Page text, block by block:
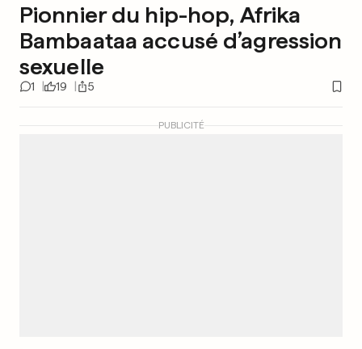
Pionnier du hip-hop, Afrika
Bambaataa accusé d’agression
sexuelle
1 19 5
PUBLICITÉ